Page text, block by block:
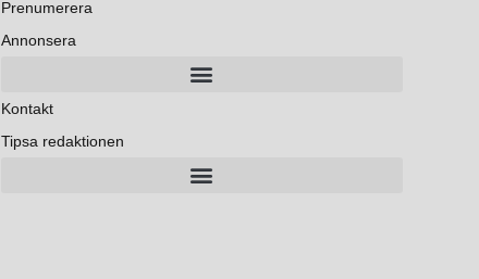
Prenumerera
Annonsera
Kontakt
Tipsa redaktionen